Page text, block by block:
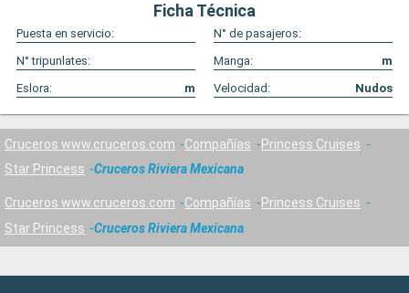
Ficha Técnica
Puesta en servicio:
N° de pasajeros:
N° tripunlates:
Manga:
m
Eslora:
m Velocidad: Nudos
Cruceros www.cruceros.com Compañías
Princess Cruises
Star Princess
Cruceros Riviera Mexicana
Cruceros www.cruceros.com Compañías
Princess Cruises
Star Princess
Cruceros Riviera Mexicana